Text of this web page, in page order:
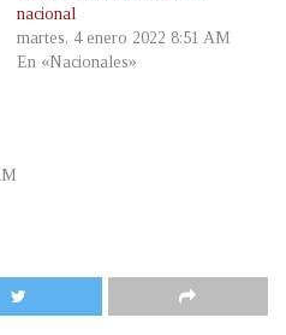
nacional
martes, 4 enero 2022 8:51 AM
En «Nacionales»